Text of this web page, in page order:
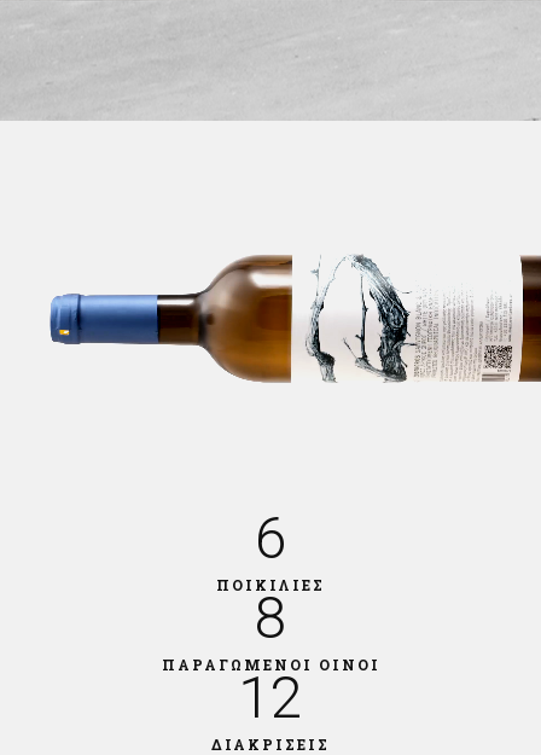
6
ΠΟΙΚΙΛΙΕΣ
8
ΠΑΡΑΓΩΜΕΝΟΙ ΟΙΝΟΙ
12
ΔΙΑΚΡΙΣΕΙΣ